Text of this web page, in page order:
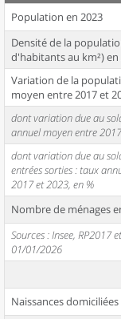
Population en 2023
Densité de la
d'habitants au km²) en
Variation de la
moyen entre 2017 et
dont variation due au
annuel moyen entre
dont variation due au
entrées sorties : taux
2017 et 2023, en %
Nombre de ménages
Sources : Insee, RP2017
01/01/2026
Naissances domiciliées